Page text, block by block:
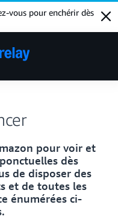
vous pour enchérir dès
pour voir et
dès
de disposer des
et de toutes les
énumérées ci-